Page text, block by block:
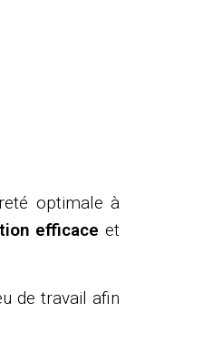
optimale à
efficace et
de travail afin